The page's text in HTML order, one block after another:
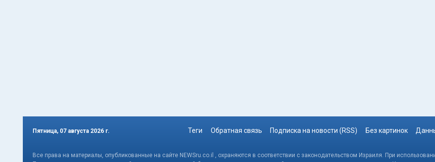
Пятница, 07 августа 2026 г. Теги Обратная связь Подписка на новости (RSS) Без картинок
Все права на материалы, опубликованные на сайте NEWSru.co.il , охраняются в соответствии с законодательством Израиля. При